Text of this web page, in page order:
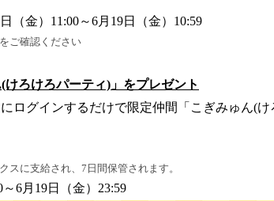
（金）11:00～6月19日（金）10:59
ご確認ください
ろけろパーティ)」をプレゼント
ログインするだけで限定仲間「こぎみゅん(
に支給され、7日間保管されます。
～6月19日（金）23:59